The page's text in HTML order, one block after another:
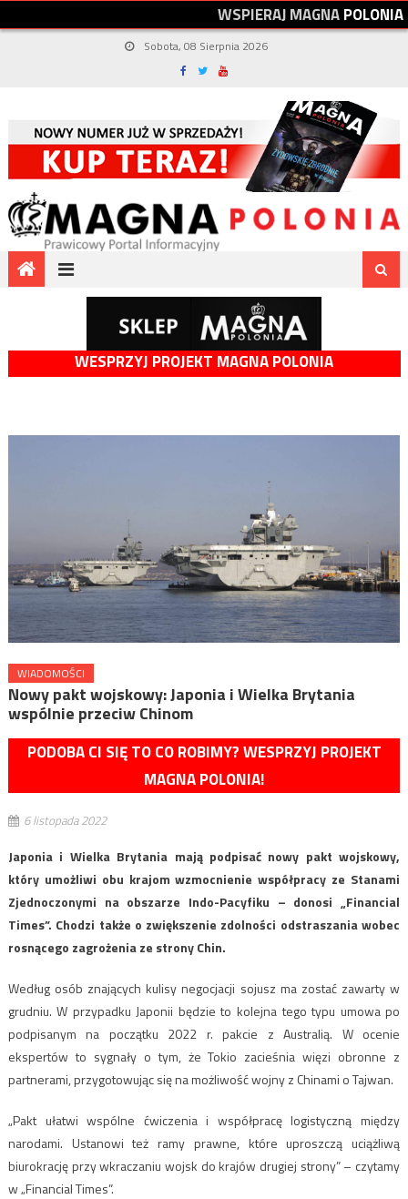
WSPIERAJMAGNAPOLONIA
Sobota, 08 Sierpnia 2026
WESPRZYJ PROJEKT MAGNA POLONIA
WIADOMOŚCI
Nowy pakt wojskowy: Japonia i Wielka Brytania
wspólnie przeciw Chinom
PODOBA CI SIĘ TO CO ROBIMY? WESPRZYJ PROJEKT
MAGNA POLONIA!
6 listopada 2022
Japonia i Wielka Brytania mają podpisać nowy pakt wojskowy,
który umożliwi obu krajom wzmocnienie współpracy ze Stanami
Zjednoczonymi na obszarze Indo-Pacyfiku – donosi „Financial
Times”. Chodzi także o zwiększenie zdolności odstraszania wobec
rosnącego zagrożenia ze strony Chin.
Według osób znających kulisy negocjacji sojusz ma zostać zawarty w
grudniu. W przypadku Japonii będzie to kolejna tego typu umowa po
podpisanym na początku 2022 r. pakcie z Australią. W ocenie
ekspertów to sygnały o tym, że Tokio zacieśnia więzi obronne z
partnerami, przygotowując się na możliwość wojny z Chinami o Tajwan.
„Pakt ułatwi wspólne ćwiczenia i współpracę logistyczną między
narodami. Ustanowi też ramy prawne, które uproszczą uciążliwą
biurokrację przy wkraczaniu wojsk do krajów drugiej strony” – czytamy
w „Financial Times”.